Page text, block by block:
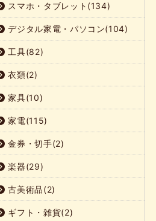
スマホ・タブレット(134)
デジタル家電・パソコン(104)
工具(82)
衣類(2)
家具(10)
家電(115)
金券・切手(2)
楽器(29)
古美術品(2)
ギフト・雑貨(2)